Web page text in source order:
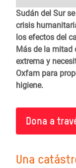
Sudán del Sur
crisis
los efectos del
Más de la mitad
extrema y
Oxfam para
higiene.
Dona a
Una